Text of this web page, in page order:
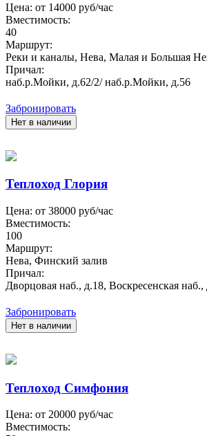
Цена: от 14000 руб/час
Вместимость:
40
Маршрут:
Реки и каналы, Нева, Малая и Большая
Причал:
наб.р.Мойки, д.62/2/ наб.р.Мойки, д.56
Забронировать
Нет в наличии
Теплоход Глория
Цена: от 38000 руб/час
Вместимость:
100
Маршрут:
Нева, Финский залив
Причал:
Дворцовая наб., д.18, Воскресенская наб.,
Забронировать
Нет в наличии
Теплоход Симфония
Цена: от 20000 руб/час
Вместимость: